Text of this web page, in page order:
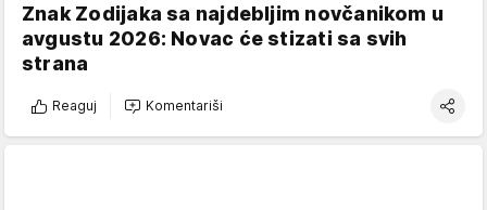
Znak Zodijaka sa najdebljim novčanikom u
avgustu 2026: Novac će stizati sa svih
strana
Reaguj Komentariši